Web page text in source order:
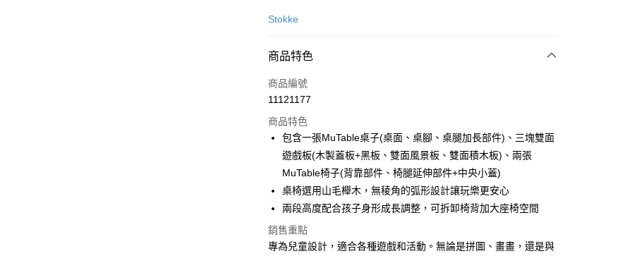
信用卡一次付款
ATM付款
運送方式
新航貨運
每筆NT$150，滿NT$1,000(含以上)免運費
新航貨運-外島(每件)
每筆NT$450
Stokke
商品特色
商品編號
11121177
商品特色
包含一張MuTable桌子(桌面、桌腳、桌腿加長部件)、三塊雙面
遊戲板(木製蓋板+黑板、雙面風景板、雙面積木板)、兩張
MuTable椅子(背靠部件、椅腿延伸部件+中央小蓋)
桌椅選用山毛櫸木，無稜角的弧形設計讓玩樂更安心
兩段高度配合孩子身形成長調整，可拆卸椅背加大座椅空間
銷售重點
專為兒童設計，適合各種遊戲和活動。無論是拼圖、畫畫，還是與